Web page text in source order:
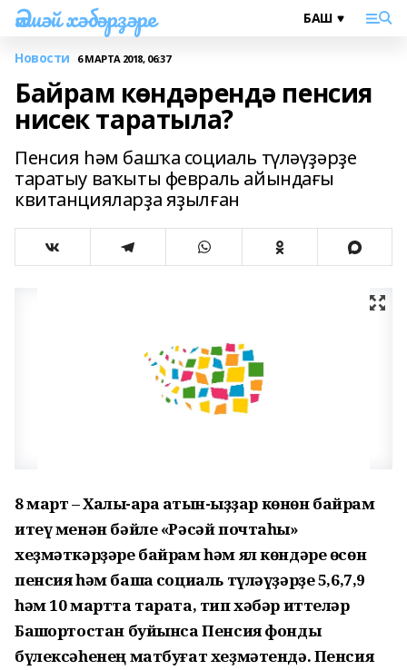
Әлшәй хәбәрҙәре
Новости 6 МАРТА 2018, 06:37
Байрам көндәрендә пенсия
нисек таратыла?
Пенсия һәм башҡа социаль түләүҙәрҙе
таратыу ваҡыты февраль айындағы
квитанцияларҙа яҙылған
8 март – Халыҡ-ара ҡатын-ҡыҙҙар көнөн байрам
итеү менән бәйле «Рәсәй почтаһы»
хеҙмәткәрҙәре байрам һәм ял көндәре өсөн
пенсия һәм башҡа социаль түләүҙәрҙе 5,6,7,9
һәм 10 мартта тарата, тип хәбәр иттеләр
Башҡортостан буйынса Пенсия фонды
бүлексәһенең матбуғат хеҙмәтендә.Пенсия